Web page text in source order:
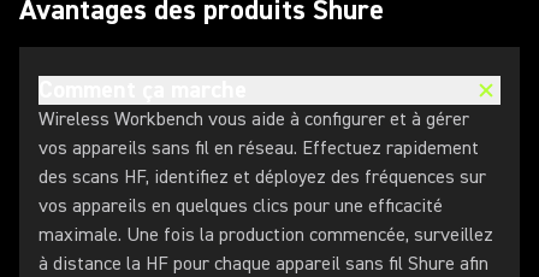
Avantages des produits Shure
Wireless Workbench vous aide à configurer et à gérer
vos appareils sans fil en réseau. Effectuez rapidement
des scans HF, identifiez et déployez des fréquences sur
vos appareils en quelques clics pour une efficacité
maximale. Une fois la production commencée, surveillez
à distance la HF pour chaque appareil sans fil Shure afin